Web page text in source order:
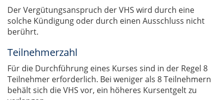
Der Vergütungsanspruch der VHS wird durch eine
solche Kündigung oder durch einen Ausschluss nicht
berührt.
Teilnehmerzahl
Für die Durchführung eines Kurses sind in der Regel 8
Teilnehmer erforderlich. Bei weniger als 8 Teilnehmern
behält sich die VHS vor, ein höheres Kursentgelt zu